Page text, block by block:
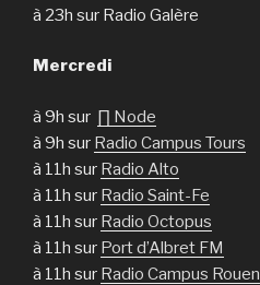
à 23h sur Radio Galère
Mercredi
à 9h sur ∏ Node
à 9h sur Radio Campus Tours
à 11h sur Radio Alto
à 11h sur Radio Saint-Fe
à 11h sur Radio Octopus
à 11h sur Port d’Albret FM
à 11h sur Radio Campus Rouen